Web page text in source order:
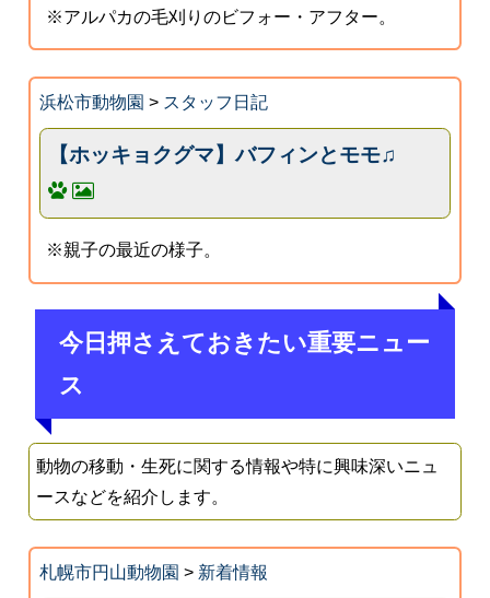
※アルパカの毛刈りのビフォー・アフター。
浜松市動物園 > スタッフ日記
【ホッキョクグマ】バフィンとモモ♫
※親子の最近の様子。
今日押さえておきたい重要ニュー
ス
動物の移動・生死に関する情報や特に興味深いニュ
ースなどを紹介します。
札幌市円山動物園 > 新着情報